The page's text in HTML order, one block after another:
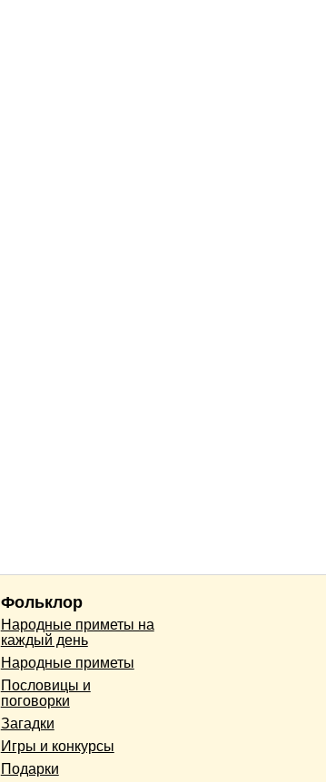
Фольклор
Народные приметы на
каждый день
Народные приметы
Пословицы и
поговорки
Загадки
Игры и конкурсы
Подарки